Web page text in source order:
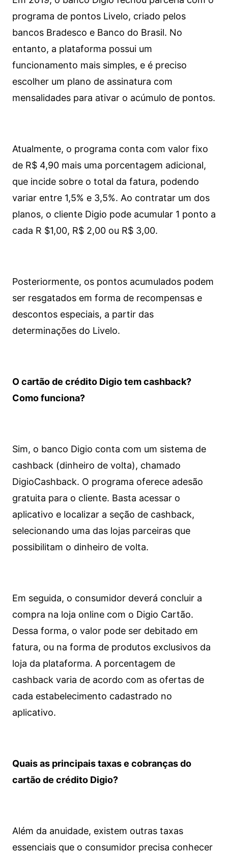
programa de pontos Livelo, criado pelos
bancos Bradesco e Banco do Brasil. No
entanto, a plataforma possui um
funcionamento mais simples, e é preciso
escolher um plano de assinatura com
mensalidades para ativar o acúmulo de pontos.
Atualmente, o programa conta com valor fixo
de R$ 4,90 mais uma porcentagem adicional,
que incide sobre o total da fatura, podendo
variar entre 1,5% e 3,5%. Ao contratar um dos
planos, o cliente Digio pode acumular 1 ponto a
cada R $1,00, R$ 2,00 ou R$ 3,00.
Posteriormente, os pontos acumulados podem
ser resgatados em forma de recompensas e
descontos especiais, a partir das
determinações do Livelo.
O cartão de crédito Digio tem cashback?
Como funciona?
Sim, o banco Digio conta com um sistema de
cashback (dinheiro de volta), chamado
DigioCashback. O programa oferece adesão
gratuita para o cliente. Basta acessar o
aplicativo e localizar a seção de cashback,
selecionando uma das lojas parceiras que
possibilitam o dinheiro de volta.
Em seguida, o consumidor deverá concluir a
compra na loja online com o Digio Cartão.
Dessa forma, o valor pode ser debitado em
fatura, ou na forma de produtos exclusivos da
loja da plataforma. A porcentagem de
cashback varia de acordo com as ofertas de
cada estabelecimento cadastrado no
aplicativo.
Quais as principais taxas e cobranças do
cartão de crédito Digio?
Além da anuidade, existem outras taxas
essenciais que o consumidor precisa conhecer